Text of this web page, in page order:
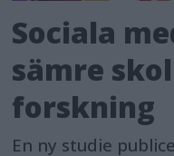
Sociala
sämre
forskning
En ny studie